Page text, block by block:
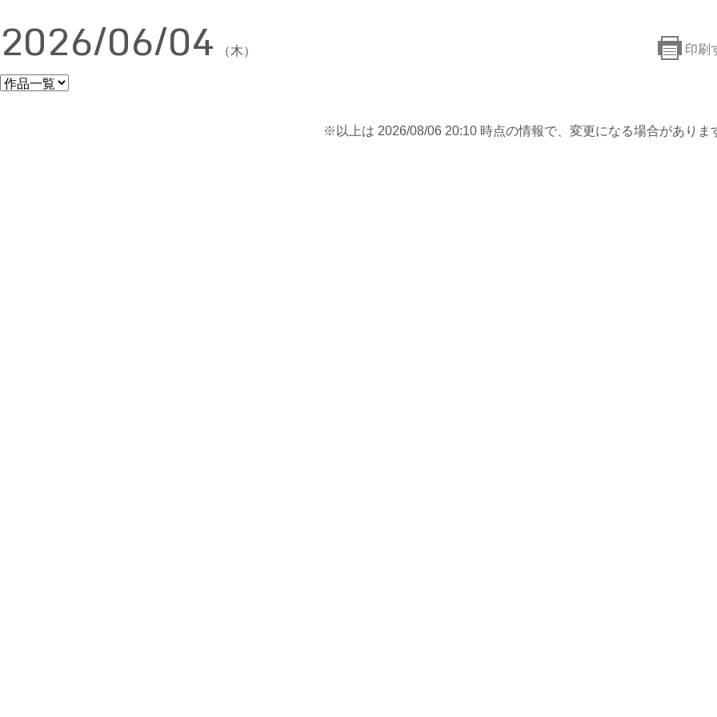
印刷
2026/06/04 （木）
※以上は 2026/08/06 20:10 時点の情報で、変更になる場合がありま